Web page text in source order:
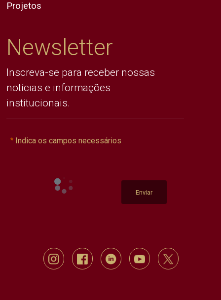
Projetos
Newsletter
Inscreva-se para receber nossas
notícias e informações
institucionais.
Indica os campos necessários
Enviar